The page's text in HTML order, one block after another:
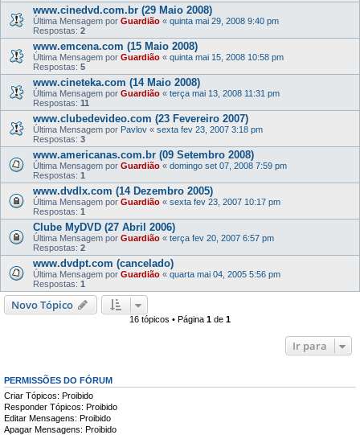
www.cinedvd.com.br (29 Maio 2008)
Última Mensagem por Guardião « quinta mai 29, 2008 9:40 pm
Respostas: 2
www.emcena.com (15 Maio 2008)
Última Mensagem por Guardião « quinta mai 15, 2008 10:58 pm
Respostas: 5
www.cineteka.com (14 Maio 2008)
Última Mensagem por Guardião « terça mai 13, 2008 11:31 pm
Respostas: 11
www.clubedevideo.com (23 Fevereiro 2007)
Última Mensagem por Pavlov « sexta fev 23, 2007 3:18 pm
Respostas: 3
www.americanas.com.br (09 Setembro 2008)
Última Mensagem por Guardião « domingo set 07, 2008 7:59 pm
Respostas: 1
www.dvdlx.com (14 Dezembro 2005)
Última Mensagem por Guardião « sexta fev 23, 2007 10:17 pm
Respostas: 1
Clube MyDVD (27 Abril 2006)
Última Mensagem por Guardião « terça fev 20, 2007 6:57 pm
Respostas: 2
www.dvdpt.com (cancelado)
Última Mensagem por Guardião « quarta mai 04, 2005 5:56 pm
Respostas: 1
Novo Tópico
16 tópicos • Página 1 de 1
Ir para
PERMISSÕES DO FÓRUM
Criar Tópicos: Proibido
Responder Tópicos: Proibido
Editar Mensagens: Proibido
Apagar Mensagens: Proibido